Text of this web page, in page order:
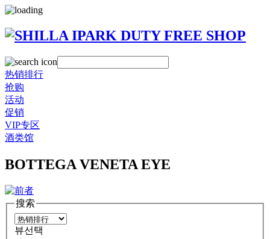
热销排行
抢购
活动
促销
VIP专区
酒类馆
BOTTEGA VENETA EYE
搜索
뷰선택